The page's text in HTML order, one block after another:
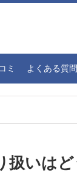
ミ よくある質
扱いはど